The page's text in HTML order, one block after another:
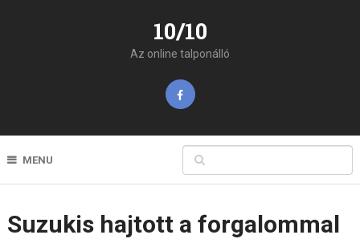
10/10
Az online talponálló
MENU
Suzukis hajtott a forgalommal